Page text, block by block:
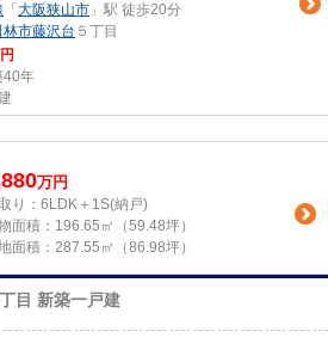
「 大阪狭山市 」駅 徒歩20分
林市藤沢台 ５丁目
40年
万円
り：6LDK＋1S(納戸)
面積： 196.65㎡（59.48坪）
面積： 287.55㎡（86.98坪）
目 新築一戸建